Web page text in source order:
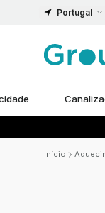
Portugal
Início